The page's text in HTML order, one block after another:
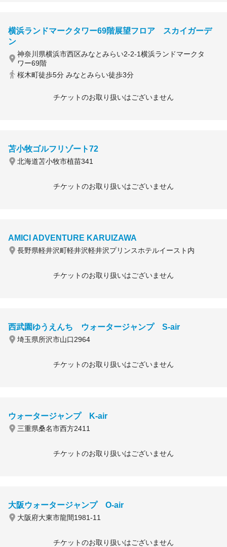
横浜ランドマークタワー69階展望フロア スカイガーデ
ン
神奈川県横浜市西区みなとみらい2-2-1横浜ランドマークタ
ワー69階
桜木町徒歩5分 みなとみらい徒歩3分
チケットのお取り扱いはございません
苫小牧ゴルフリゾート72
北海道苫小牧市植苗341
チケットのお取り扱いはございません
AMICI ADVENTURE KARUIZAWA
長野県軽井沢町軽井沢軽井沢プリンスホテルイースト内
チケットのお取り扱いはございません
西武園ゆうえんち ウォータージャンプ S-air
埼玉県所沢市山口2964
チケットのお取り扱いはございません
ウォータージャンプ K-air
三重県桑名市西方2411
チケットのお取り扱いはございません
大阪ウォータージャンプ O-air
大阪府大東市龍間1981-11
チケットのお取り扱いはございません